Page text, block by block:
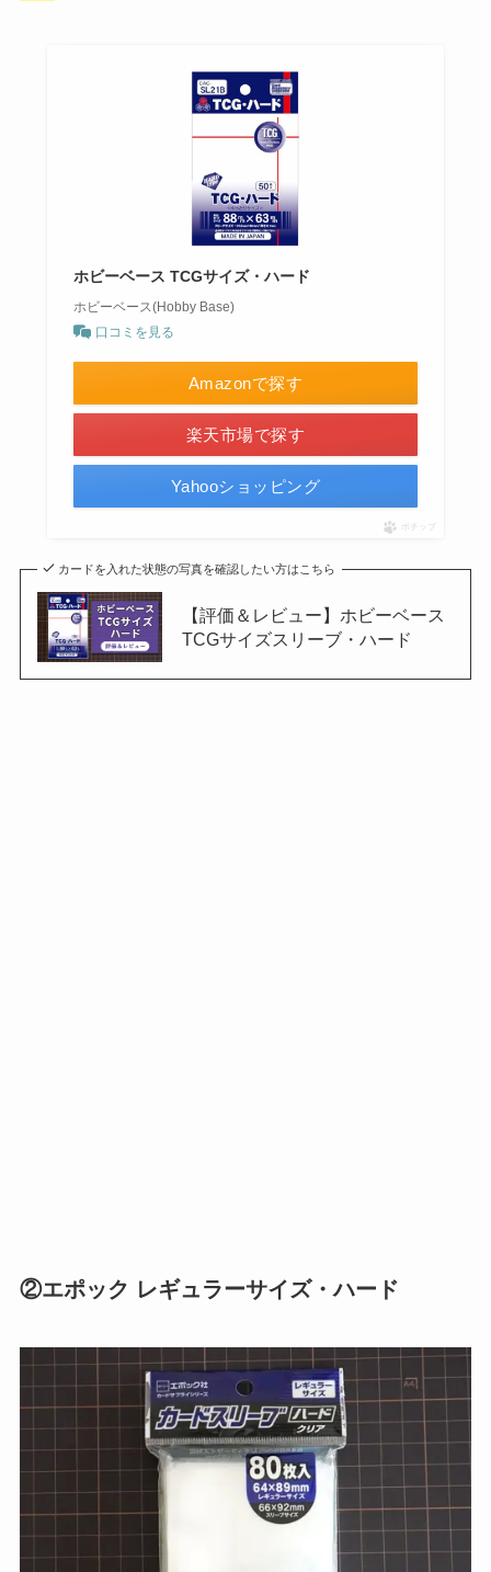
ホビーベース TCGサイズ・ハード
ホビーベース(Hobby Base)
口コミを見る
Amazonで探す
楽天市場で探す
Yahooショッピング
ポチップ
カードを入れた状態の写真を確認したい方はこちら
【評価＆レビュー】ホビーベース
TCGサイズスリーブ・ハード
②エポック レギュラーサイズ・ハード